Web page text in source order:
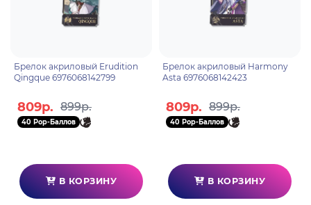
Брелок акриловый Erudition
Qingque 6976068142799
809р. 899р.
40 Pop-Баллов
В КОРЗИНУ
Брелок акриловый Harmony
Asta 6976068142423
809р. 899р.
40 Pop-Баллов
В КОРЗИНУ